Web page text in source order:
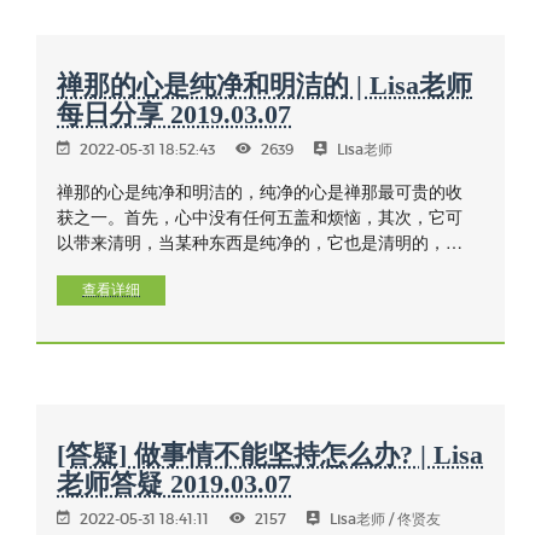
禅那的心是纯净和明洁的 | Lisa老师
每日分享 2019.03.07
2022-05-31 18:52:43 2639 Lisa老师
禅那的心是纯净和明洁的，纯净的心是禅那最可贵的收
获之一。首先，心中没有任何五盖和烦恼，其次，它可
以带来清明，当某种东西是纯净的，它也是清明的，例
后，便可以看得很清楚。因此我们需要纯净的心来禅
盖和持续下去的重要性，纯净的心来自勤奋和持续的修
查看详细
[答疑] 做事情不能坚持怎么办? | Lisa
老师答疑 2019.03.07
2022-05-31 18:41:11 2157 Lisa老师 / 佟贤友